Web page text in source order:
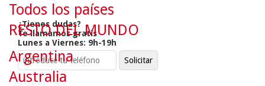
¿Tienes dudas?
Te llamamos gratis
Lunes a Viernes: 9h-19h
Todos los países
RESTO DEL MUNDO
Argentina
Australia